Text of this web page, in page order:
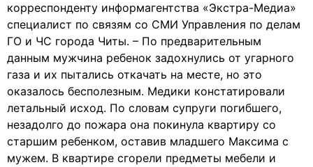
корреспонденту информагентства «Экстра-Медиа»
специалист по связям со СМИ Управления по делам
ГО и ЧС города Читы. – По предварительным
данным мужчина ребенок задохнулись от угарного
газа и их пытались откачать на месте, но это
оказалось бесполезным. Медики констатировали
летальный исход. По словам супруги погибшего,
незадолго до пожара она покинула квартиру со
старшим ребенком, оставив младшего Максима с
мужем. В квартире сгорели предметы мебели и